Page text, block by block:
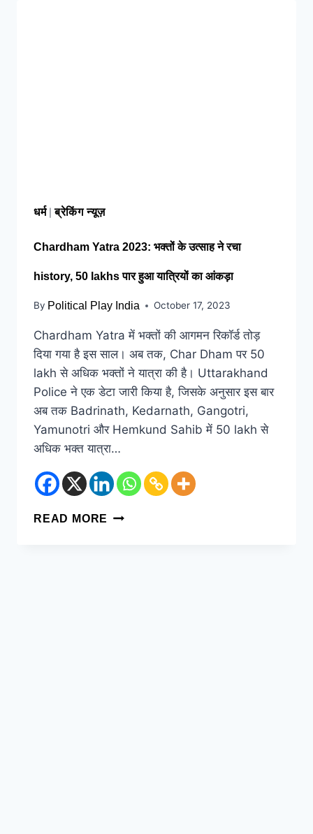
ऐलान !
धर्म|ब्रेकिंग न्यूज़
Chardham Yatra 2023: भक्तों के उत्साह ने रचा
history, 50 lakhs पार हुआ यात्रियों का आंकड़ा
By Political Play India October 17, 2023
Chardham Yatra में भक्तों की आगमन रिकॉर्ड तोड़
दिया गया है इस साल। अब तक, Char Dham पर 50
lakh से अधिक भक्तों ने यात्रा की है। Uttarakhand
Police ने एक डेटा जारी किया है, जिसके अनुसार इस बार
अब तक Badrinath, Kedarnath, Gangotri,
Yamunotri और Hemkund Sahib में 50 lakh से
अधिक भक्त यात्रा…
READ MORE